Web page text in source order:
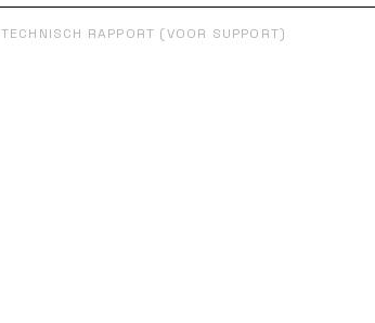
TECHNISCH RAPPORT (VOOR SUPPORT)